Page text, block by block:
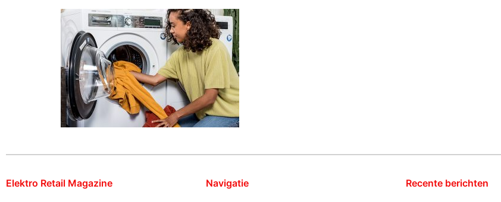
Elektro Retail Magazine Navigatie Recente berichten